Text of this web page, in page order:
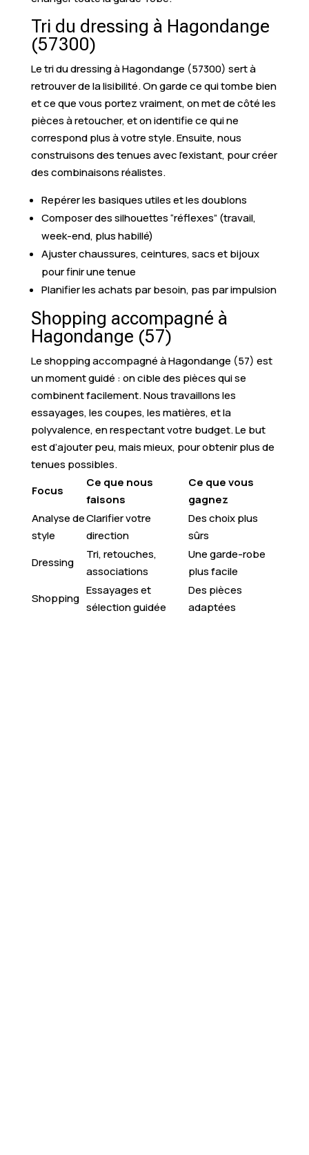
Tri du dressing à Hagondange
(57300)
Le tri du dressing à Hagondange (57300) sert à
retrouver de la lisibilité. On garde ce qui tombe bien
et ce que vous portez vraiment, on met de côté les
pièces à retoucher, et on identifie ce qui ne
correspond plus à votre style. Ensuite, nous
construisons des tenues avec l’existant, pour créer
des combinaisons réalistes.
Repérer les basiques utiles et les doublons
Composer des silhouettes “réflexes” (travail,
week-end, plus habillé)
Ajuster chaussures, ceintures, sacs et bijoux
pour finir une tenue
Planifier les achats par besoin, pas par impulsion
Shopping accompagné à
Hagondange (57)
Le shopping accompagné à Hagondange (57) est
un moment guidé : on cible des pièces qui se
combinent facilement. Nous travaillons les
essayages, les coupes, les matières, et la
polyvalence, en respectant votre budget. Le but
est d’ajouter peu, mais mieux, pour obtenir plus de
tenues possibles.
Focus
Ce que nous
faisons
Ce que vous
gagnez
Analyse de
style
Clarifier votre
direction
Des choix plus
sûrs
Dressing
Tri, retouches,
associations
Une garde-robe
plus facile
Shopping
Essayages et
sélection guidée
Des pièces
adaptées